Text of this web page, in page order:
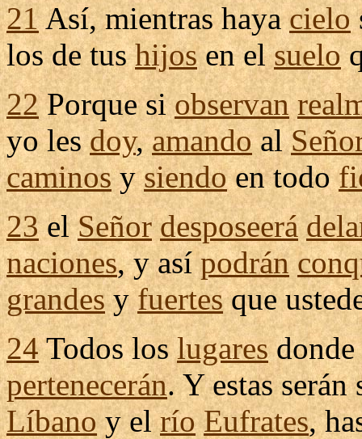
21Así, mientras hayacielo
los de tushijosen elsuelo
22Porque siobservan
yo lesdoy,amandoal
caminosysiendoen todo
23elSeñor desposeerá
naciones, y asípodrán
grandesyfuertesque
24Todos loslugaresdonde
pertenecerán. Y estas serán
Líbanoy elrío Eufrates,